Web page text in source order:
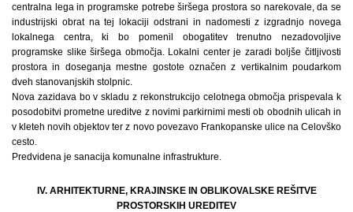
centralna lega in programske potrebe širšega prostora so narekovale, da se
industrijski obrat na tej lokaciji odstrani in nadomesti z izgradnjo novega
lokalnega centra, ki bo pomenil obogatitev trenutno nezadovoljive
programske slike širšega območja. Lokalni center je zaradi boljše čitljivosti
prostora in doseganja mestne gostote označen z vertikalnim poudarkom
dveh stanovanjskih stolpnic.
Nova zazidava bo v skladu z rekonstrukcijo celotnega območja prispevala k
posodobitvi prometne ureditve z novimi parkirnimi mesti ob obodnih ulicah in
v kleteh novih objektov ter z novo povezavo Frankopanske ulice na Celovško
cesto.
Predvidena je sanacija komunalne infrastrukture.
IV. ARHITEKTURNE, KRAJINSKE IN OBLIKOVALSKE REŠITVE
PROSTORSKIH UREDITEV